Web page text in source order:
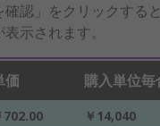
確認」をクリックする
示されます。
価 購入単位
702.00 ￥14,040